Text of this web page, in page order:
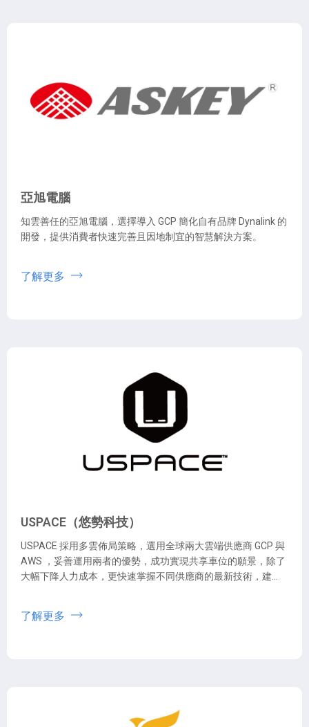
亞旭電腦
知雲善任的亞旭電腦，選擇導入 GCP 簡化自有品牌 Dynalink 的
開發，提供消費者快速完善且因地制宜的智慧解決方案。
了解更多
USPACE（悠勢科技）
USPACE 採用多雲佈局策略，選用全球兩大雲端供應商 GCP 與
AWS ，妥善運用兩者的優勢，成功實現共享車位的願景，除了
大幅下降人力成本，更快速掌握不同供應商的最新技術，建立
了解更多